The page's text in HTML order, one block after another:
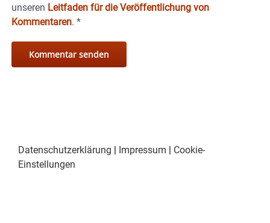
unseren Leitfaden für die Veröffentlichung von
Kommentaren. *
Datenschutzerklärung Impressum
Cookie-
Einstellungen